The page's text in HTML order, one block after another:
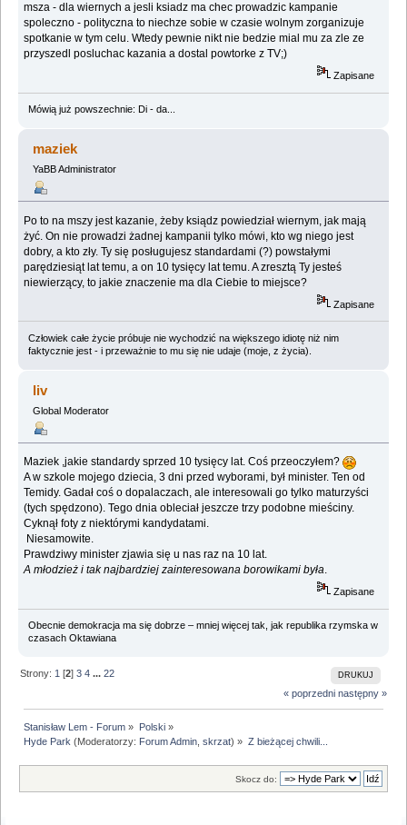
msza - dla wiernych a jesli ksiadz ma chec prowadzic kampanie
spoleczno - polityczna to niechze sobie w czasie wolnym zorganizuje
spotkanie w tym celu. Wtedy pewnie nikt nie bedzie mial mu za zle ze
przyszedl posluchac kazania a dostal powtorke z TV;)
Zapisane
Mówią już powszechnie: Di - da...
maziek
YaBB Administrator
Po to na mszy jest kazanie, żeby ksiądz powiedział wiernym, jak mają
żyć. On nie prowadzi żadnej kampanii tylko mówi, kto wg niego jest
dobry, a kto zły. Ty się posługujesz standardami (?) powstałymi
parędziesiąt lat temu, a on 10 tysięcy lat temu. A zresztą Ty jesteś
niewierzący, to jakie znaczenie ma dla Ciebie to miejsce?
Zapisane
Człowiek całe życie próbuje nie wychodzić na większego idiotę niż nim
faktycznie jest - i przeważnie to mu się nie udaje (moje, z życia).
liv
Global Moderator
Maziek ,jakie standardy sprzed 10 tysięcy lat. Coś przeoczyłem?
A w szkole mojego dziecia, 3 dni przed wyborami, był minister. Ten od
Temidy. Gadał coś o dopalaczach, ale interesowali go tylko maturzyści
(tych spędzono). Tego dnia obleciał jeszcze trzy podobne mieściny.
Cyknął foty z niektórymi kandydatami.
Niesamowite.
Prawdziwy minister zjawia się u nas raz na 10 lat.
A młodzież i tak najbardziej zainteresowana borowikami była.
Zapisane
Obecnie demokracja ma się dobrze – mniej więcej tak, jak republika rzymska w
czasach Oktawiana
DRUKUJ
Strony: 1 [2]3 4 ...22
« poprzedni następny »
Stanisław Lem - Forum » Polski»
Hyde Park (Moderatorzy: Forum Admin ,skrzat) » Z bieżącej chwili...
Skocz do: